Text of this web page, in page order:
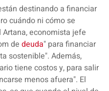
destinando a financiar
cuándo ni cómo se
economista jefe
de deuda" para financiar
sostenible". Además,
tiene costos y, para salir
menos afuera". El